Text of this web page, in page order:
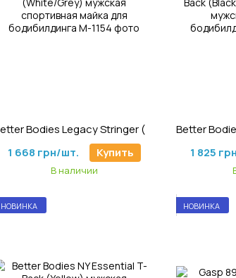
1 668 грн/шт.
Купить
В наличии
1 825
НОВИНКА НОВИНКА